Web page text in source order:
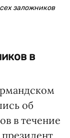
заложников
в
об
в течение